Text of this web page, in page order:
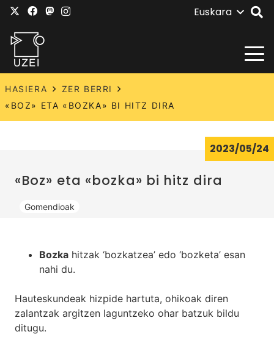
Euskara
HASIERA
ZER BERRI
«BOZ» ETA «BOZKA» BI HITZ DIRA
«Boz» eta «bozka» bi hitz dira
Gomendioak
2023/05/24
Bozka hitzak ‘bozkatzea’ edo ‘bozketa’ esan
nahi du.
Hauteskundeak hizpide hartuta, ohikoak diren
zalantzak argitzen laguntzeko ohar batzuk bildu
ditugu.